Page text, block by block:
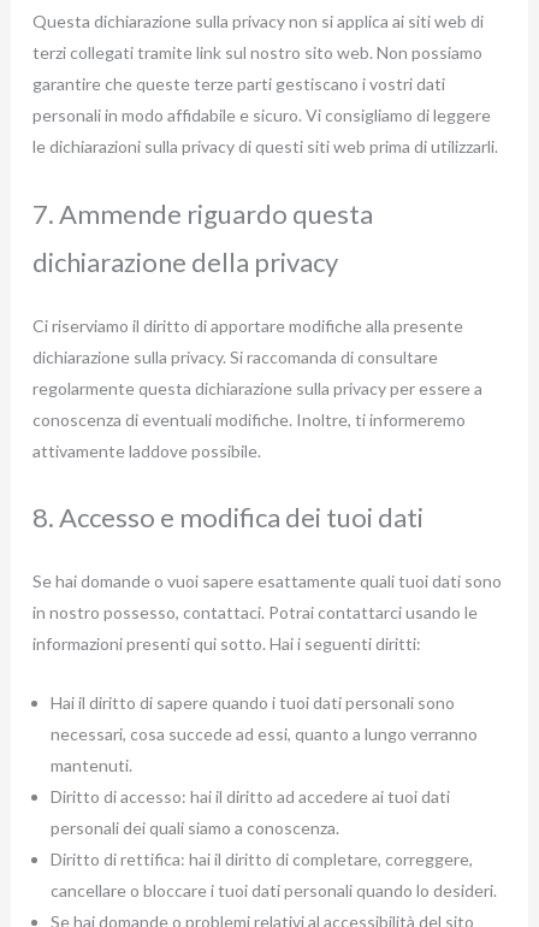
Questa dichiarazione sulla privacy non si applica ai siti web di
terzi collegati tramite link sul nostro sito web. Non possiamo
garantire che queste terze parti gestiscano i vostri dati
personali in modo affidabile e sicuro. Vi consigliamo di leggere
le dichiarazioni sulla privacy di questi siti web prima di utilizzarli.
7. Ammende riguardo questa
dichiarazione della privacy
Ci riserviamo il diritto di apportare modifiche alla presente
dichiarazione sulla privacy. Si raccomanda di consultare
regolarmente questa dichiarazione sulla privacy per essere a
conoscenza di eventuali modifiche. Inoltre, ti informeremo
attivamente laddove possibile.
8. Accesso e modifica dei tuoi dati
Se hai domande o vuoi sapere esattamente quali tuoi dati sono
in nostro possesso, contattaci. Potrai contattarci usando le
informazioni presenti qui sotto. Hai i seguenti diritti:
Hai il diritto di sapere quando i tuoi dati personali sono
necessari, cosa succede ad essi, quanto a lungo verranno
mantenuti.
Diritto di accesso: hai il diritto ad accedere ai tuoi dati
personali dei quali siamo a conoscenza.
Diritto di rettifica: hai il diritto di completare, correggere,
cancellare o bloccare i tuoi dati personali quando lo desideri.
Se hai domande o problemi relativi al accessibilità del sito